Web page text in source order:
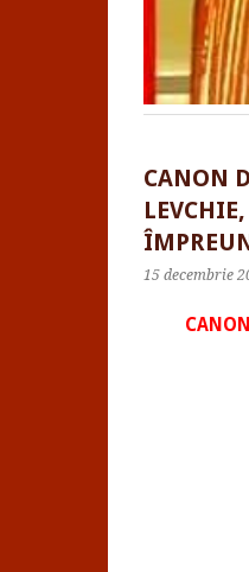
CANON
15 decembrie